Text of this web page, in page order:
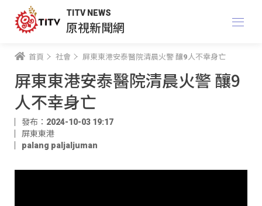
TITV NEWS
原視新聞網
首頁 社會 屏東東港安泰醫院清晨火警 釀9人不幸身亡
屏東東港安泰醫院清晨火警 釀9
人不幸身亡
發布：2024-10-03 19:17
屏東東港
palang paljaljuman